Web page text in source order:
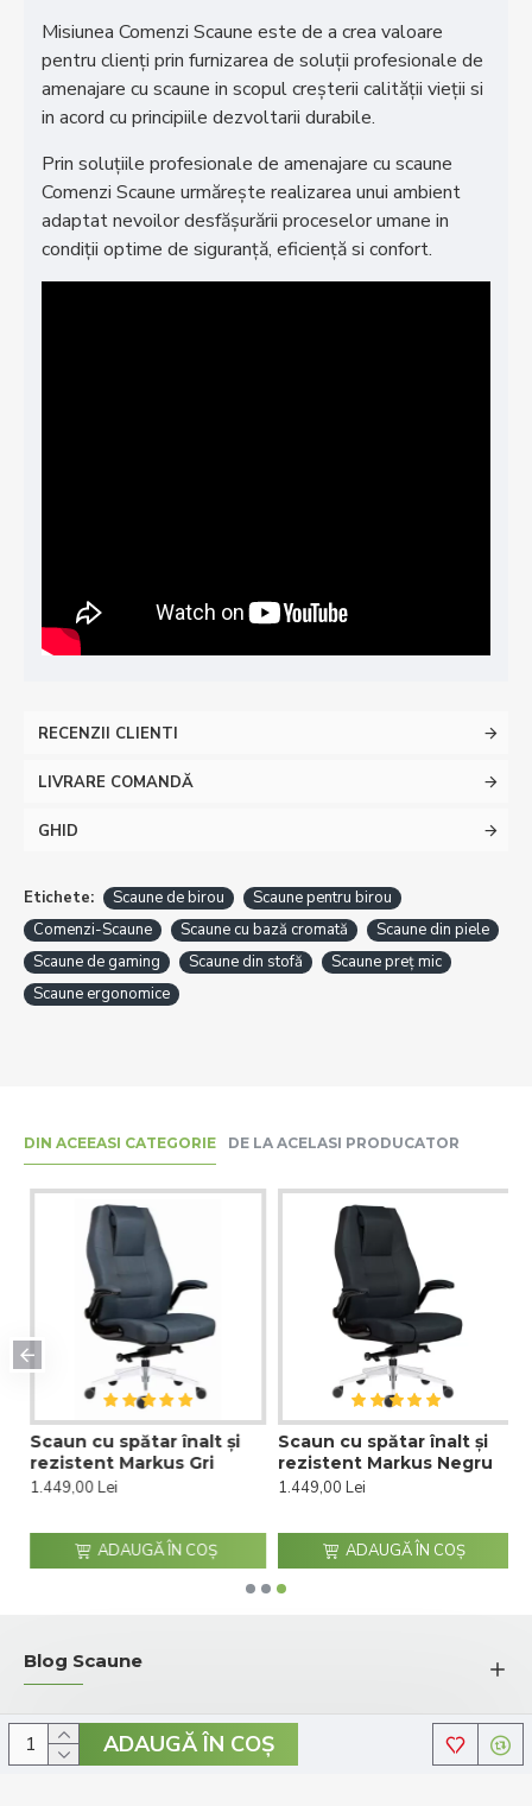
ADAUGĂ ÎN COŞ
Misiunea Comenzi Scaune este de a crea valoare
pentru clienţi prin furnizarea de soluţii profesionale de
amenajare cu scaune in scopul creşterii calităţii vieţii si
in acord cu principiile dezvoltarii durabile.
Prin soluţiile profesionale de amenajare cu scaune
Comenzi Scaune urmăreşte realizarea unui ambient
adaptat nevoilor desfăşurării proceselor umane in
condiţii optime de siguranţă, eficienţă si confort.
RECENZII CLIENTI
LIVRARE COMANDĂ
GHID
Etichete: Scaune de birou
Scaune pentru birou
Comenzi-Scaune
Scaune cu bază cromată
Scaune din piele
Scaune de gaming
Scaune din stofă
Scaune preț mic
Scaune ergonomice
DIN ACEEASI CATEGORIE DE LA ACELASI PRODUCATOR
Scaun cu spătar înalt și
rezistent Markus Gri
1.449,00 Lei
ADAUGĂ ÎN COŞ
Scaun cu spătar înalt și
rezistent Markus Negru
1.449,00 Lei
ADAUGĂ ÎN COŞ
Blog Scaune
© 2026 Comenzi-Scaune.ro - Toate drepturile rezervate